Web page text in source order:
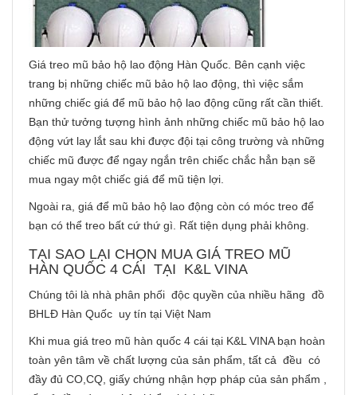
Giá treo mũ bảo hộ lao động Hàn Quốc. Bên cạnh việc
trang bị những chiếc mũ bảo hộ lao động, thì việc sắm
những chiếc giá để mũ bảo hộ lao động cũng rất cần thiết.
Bạn thử tưởng tượng hình ảnh những chiếc mũ bảo hộ lao
động vứt lay lắt sau khi được đội tại công trường và những
chiếc mũ được để ngay ngắn trên chiếc chắc hẳn bạn sẽ
mua ngay một chiếc giá để mũ tiện lợi.
Ngoài ra, giá để mũ bảo hộ lao động còn có móc treo để
bạn có thể treo bất cứ thứ gì. Rất tiện dụng phải không.
TẠI SAO LẠI CHỌN MUA GIÁ TREO MŨ
HÀN QUỐC 4 CÁI TẠI K&L VINA
Chúng tôi là nhà phân phối độc quyền của nhiều hãng đồ
BHLĐ Hàn Quốc uy tín tại Việt Nam
Khi mua giá treo mũ hàn quốc 4 cái tại K&L VINA bạn hoàn
toàn yên tâm về chất lượng của sản phẩm, tất cả đều có
đầy đủ CO,CQ, giấy chứng nhận hợp pháp của sản phẩm ,